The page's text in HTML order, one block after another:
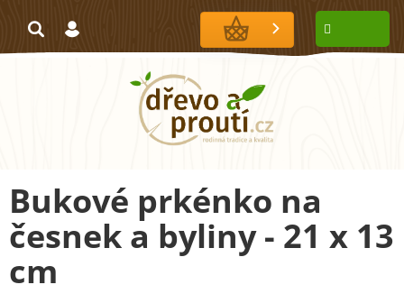
NÁKUPNÍ
KOŠÍK
Bukové prkénko na
česnek a byliny - 21 x 13
cm